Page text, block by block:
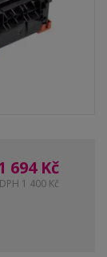
694 Kč
1 400 Kč